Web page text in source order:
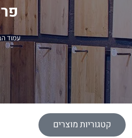
עמוד
קטגוריות מוצרים